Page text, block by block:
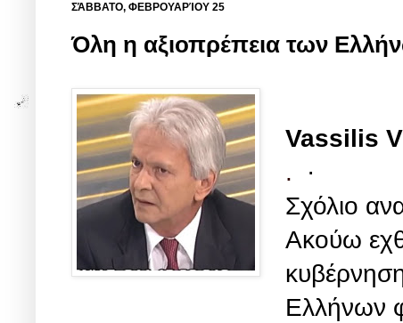
ΣΆΒΒΑΤΟ, ΦΕΒΡΟΥΑΡΊΟΥ 25
Όλη η αξιοπρέπεια των
Vassilis
.
·
Σχόλιο
Ακούω
Ελλήνων